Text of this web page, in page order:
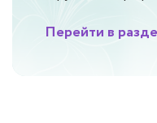
Перейти в